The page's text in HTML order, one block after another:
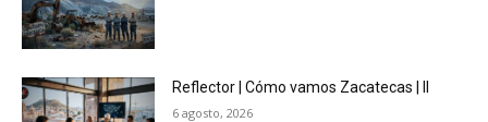
Reflector | Cómo vamos Zacatecas | II
6 agosto, 2026